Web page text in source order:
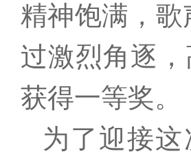
精神饱满，
过激烈角逐，
获得一等奖。
为了迎接